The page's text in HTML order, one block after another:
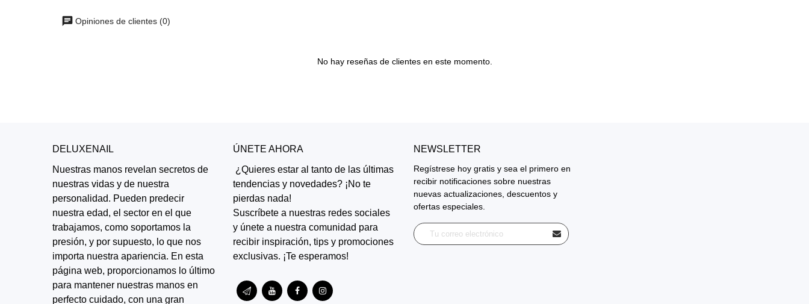
Opiniones de clientes (0)
No hay reseñas de clientes en este momento.
DELUXENAIL
Nuestras manos revelan secretos de
nuestras vidas y de nuestra
personalidad. Pueden predecir
nuestra edad, el sector en el que
trabajamos, como soportamos la
presión, y por supuesto, lo que nos
importa nuestra apariencia. En esta
página web, proporcionamos lo último
para mantener nuestras manos en
perfecto cuidado, con una gran
ÚNETE AHORA
¿Quieres estar al tanto de las últimas
tendencias y novedades? ¡No te
pierdas nada!
Suscríbete a nuestras redes sociales
y únete a nuestra comunidad para
recibir inspiración, tips y promociones
exclusivas. ¡Te esperamos!
NEWSLETTER
Regístrese hoy gratis y sea el primero en
recibir notificaciones sobre nuestras
nuevas actualizaciones, descuentos y
ofertas especiales.